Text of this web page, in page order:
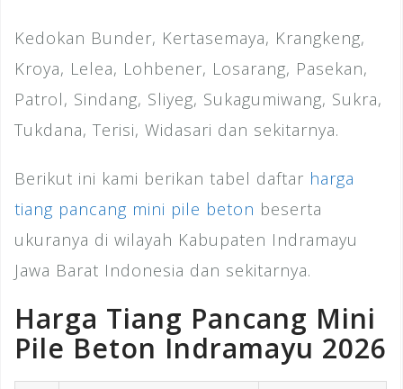
Kedokan Bunder, Kertasemaya, Krangkeng,
Kroya, Lelea, Lohbener, Losarang, Pasekan,
Patrol, Sindang, Sliyeg, Sukagumiwang, Sukra,
Tukdana, Terisi, Widasari dan sekitarnya.
Berikut ini kami berikan tabel daftar harga
tiang pancang mini pile beton beserta
ukuranya di wilayah Kabupaten Indramayu
Jawa Barat Indonesia dan sekitarnya.
Harga Tiang Pancang Mini
Pile Beton Indramayu 2026